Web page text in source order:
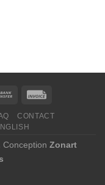
CONTACT
Conception Zonart